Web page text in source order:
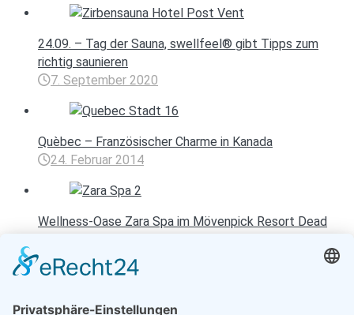
24.09. – Tag der Sauna, swellfeel® gibt Tipps zum
richtig saunieren
7. September 2020
Quèbec – Französischer Charme in Kanada
24. Februar 2014
Wellness-Oase Zara Spa im Mövenpick Resort Dead
23. April 2013